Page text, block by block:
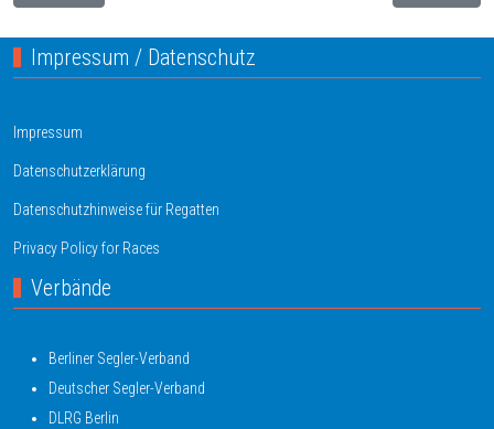
Impressum / Datenschutz
Impressum
Datenschutzerklärung
Datenschutzhinweise für Regatten
Privacy Policy for Races
Verbände
Berliner Segler-Verband
Deutscher Segler-Verband
DLRG Berlin